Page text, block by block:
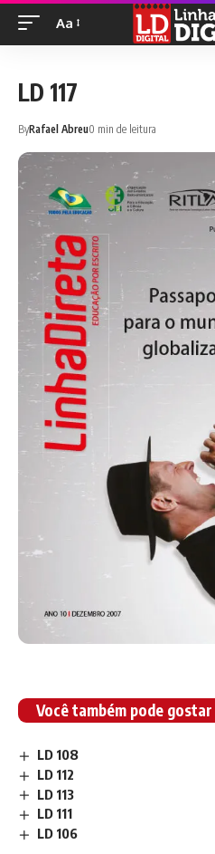
Aa
LD 117
ByRafael Abreu0 min de leitura
Você também pode gostar
LD 108
LD 112
LD 113
LD 111
LD 106